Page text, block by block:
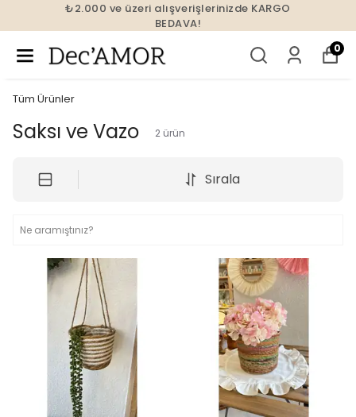
₺2.000 ve üzeri alışverişlerinizde KARGO
BEDAVA!
0
Tüm Ürünler
Saksı ve Vazo 2 ürün
Sırala